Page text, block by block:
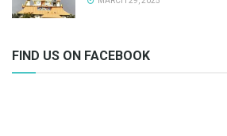
FIND US ON FACEBOOK